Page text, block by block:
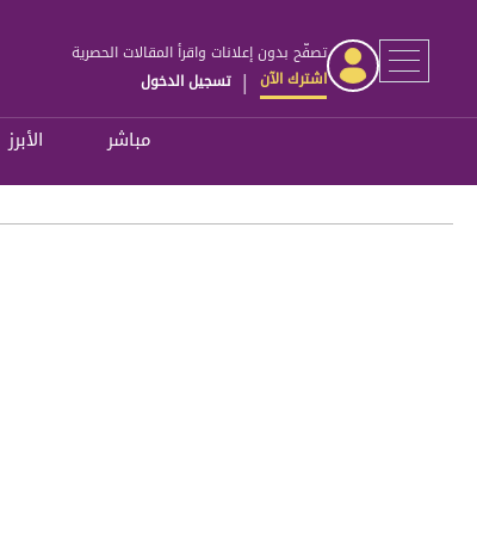
تصفّح بدون إعلانات واقرأ المقالات الحصرية
اشترك الآن | تسجيل الدخول
مباشر الأبرز